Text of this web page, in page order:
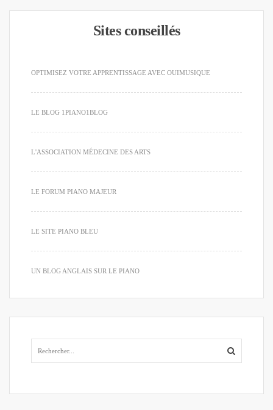
Sites conseillés
OPTIMISEZ VOTRE APPRENTISSAGE AVEC OUIMUSIQUE
LE BLOG 1PIANO1BLOG
L'ASSOCIATION MÉDECINE DES ARTS
LE FORUM PIANO MAJEUR
LE SITE PIANO BLEU
UN BLOG ANGLAIS SUR LE PIANO